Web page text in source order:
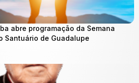
abre programação da Semana
Santuário de Guadalupe